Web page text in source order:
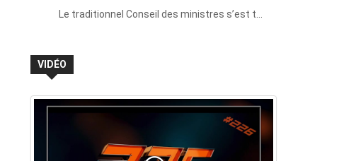
Le traditionnel Conseil des ministres s’est t…
VIDÉO